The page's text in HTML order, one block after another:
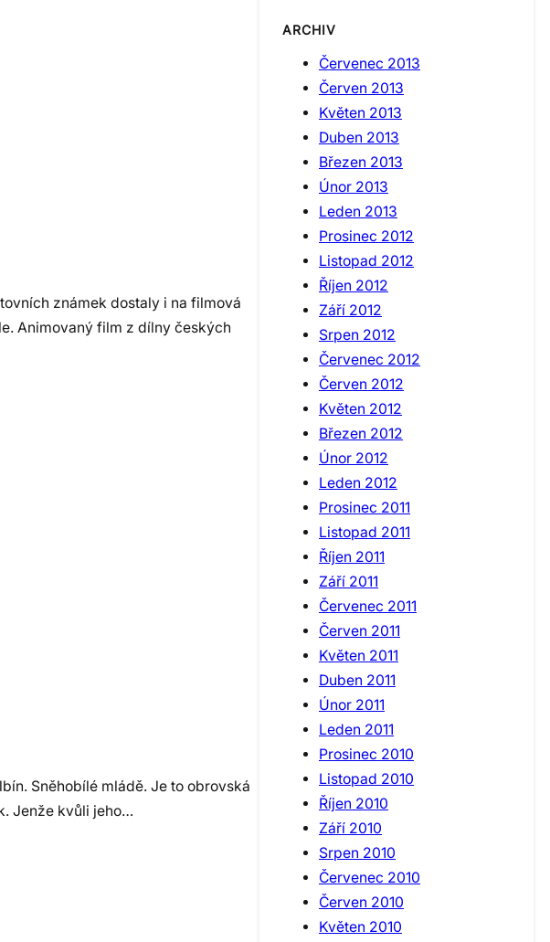
známek dostaly i na filmová
Animovaný film z dílny českých
Sněhobílé mládě. Je to obrovská
Jenže kvůli jeho…
ARCHIV
Červenec 2013
Červen 2013
Květen 2013
Duben 2013
Březen 2013
Únor 2013
Leden 2013
Prosinec 2012
Listopad 2012
Říjen 2012
Září 2012
Srpen 2012
Červenec 2012
Červen 2012
Květen 2012
Březen 2012
Únor 2012
Leden 2012
Prosinec 2011
Listopad 2011
Říjen 2011
Září 2011
Červenec 2011
Červen 2011
Květen 2011
Duben 2011
Únor 2011
Leden 2011
Prosinec 2010
Listopad 2010
Říjen 2010
Září 2010
Srpen 2010
Červenec 2010
Červen 2010
Květen 2010